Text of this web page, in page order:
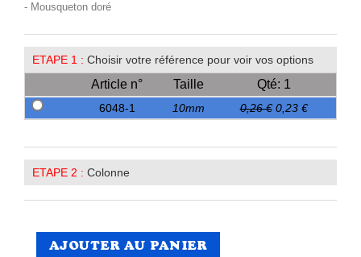
- Mousqueton doré
ETAPE 1 : Choisir votre référence pour voir vos options
Article n° Taille Qté: 1
6048-1 10mm 0,26 € 0,23 €
ETAPE 2 : Colonne
AJOUTER AU PANIER